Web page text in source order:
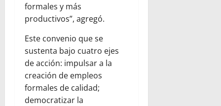
formales y más
productivos”, agregó.
Este convenio que se
sustenta bajo cuatro ejes
de acción: impulsar a la
creación de empleos
formales de calidad;
democratizar la